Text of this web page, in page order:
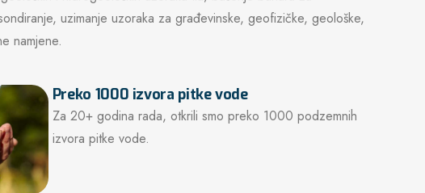
uzimanje uzoraka za građevinske, geofizičke, geološke,
namjene.
Preko 1000 izvora pitke vode
Za 20+ godina rada, otkrili smo preko 1000 podzemnih
izvora pitke vode.